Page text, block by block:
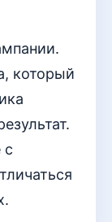
который
с